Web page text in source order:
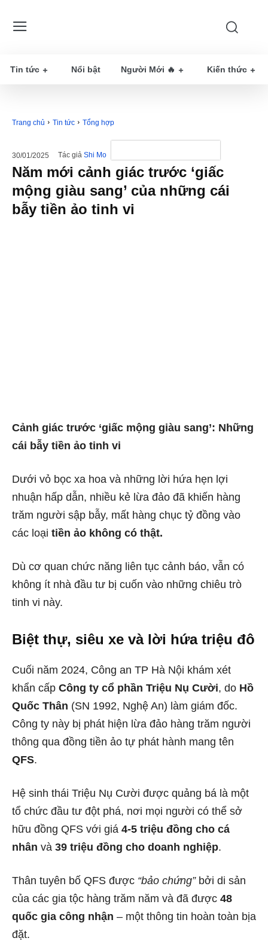
Tin tức Nổi bật Người Mới 🔥 Kiến thức
Trang chủ Tin tức Tổng hợp
30/01/2025 Tác giả Shi Mo
Năm mới cảnh giác trước ‘giấc
mộng giàu sang’ của những cái
bẫy tiền ảo tinh vi
Cảnh giác trước ‘giấc mộng giàu sang’: Những
cái bẫy tiền ảo tinh vi
Dưới vỏ bọc xa hoa và những lời hứa hẹn lợi
nhuận hấp dẫn, nhiều kẻ lừa đảo đã khiến hàng
trăm người sập bẫy, mất hàng chục tỷ đồng vào
các loại tiền ảo không có thật.
Dù cơ quan chức năng liên tục cảnh báo, vẫn có
không ít nhà đầu tư bị cuốn vào những chiêu trò
tinh vi này.
Biệt thự, siêu xe và lời hứa triệu đô
Cuối năm 2024, Công an TP Hà Nội khám xét
khẩn cấp Công ty cổ phần Triệu Nụ Cười, do Hồ
Quốc Thân (SN 1992, Nghệ An) làm giám đốc.
Công ty này bị phát hiện lừa đảo hàng trăm người
thông qua đồng tiền ảo tự phát hành mang tên
QFS.
Hệ sinh thái Triệu Nụ Cười được quảng bá là một
tổ chức đầu tư đột phá, nơi mọi người có thể sở
hữu đồng QFS với giá 4-5 triệu đồng cho cá
nhân và 39 triệu đồng cho doanh nghiệp.
Thân tuyên bố QFS được “bảo chứng”bởi di sản
của các gia tộc hàng trăm năm và đã được 48
quốc gia công nhận – một thông tin hoàn toàn bịa
đặt.